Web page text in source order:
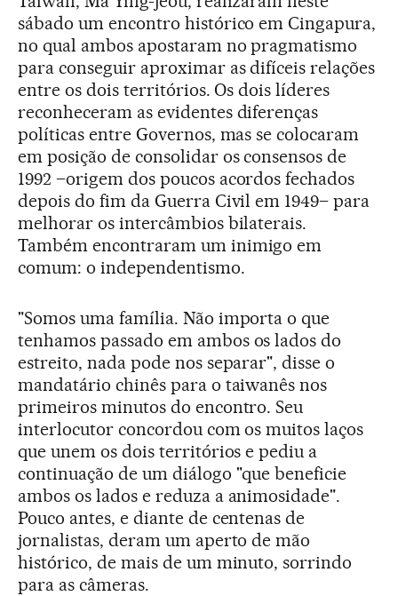
sábado um encontro histórico em Cingapura,
no qual ambos apostaram no pragmatismo
para conseguir aproximar as difíceis relações
entre os dois territórios. Os dois líderes
reconheceram as evidentes diferenças
políticas entre Governos, mas se colocaram
em posição de consolidar os consensos de
1992 –origem dos poucos acordos fechados
depois do fim da Guerra Civil em 1949– para
melhorar os intercâmbios bilaterais.
Também encontraram um inimigo em
comum: o independentismo.
"Somos uma família. Não importa o que
tenhamos passado em ambos os lados do
estreito, nada pode nos separar", disse o
mandatário chinês para o taiwanês nos
primeiros minutos do encontro. Seu
interlocutor concordou com os muitos laços
que unem os dois territórios e pediu a
continuação de um diálogo "que beneficie
ambos os lados e reduza a animosidade".
Pouco antes, e diante de centenas de
jornalistas, deram um aperto de mão
histórico, de mais de um minuto, sorrindo
para as câmeras.